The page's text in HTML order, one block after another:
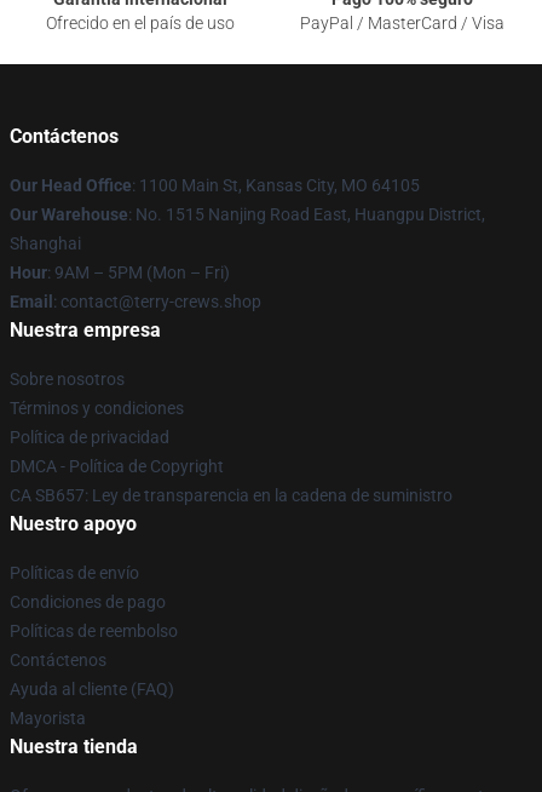
Ofrecido en el país de uso
PayPal / MasterCard / Visa
Contáctenos
Our Head Office: 1100 Main St, Kansas City, MO 64105
Our Warehouse: No. 1515 Nanjing Road East, Huangpu District,
Shanghai
Hour: 9AM – 5PM (Mon – Fri)
Email : contact@terry-crews.shop
Nuestra empresa
Sobre nosotros
Términos y condiciones
Política de privacidad
DMCA - Política de Copyright
CA SB657: Ley de transparencia en la cadena de suministro
Nuestro apoyo
Políticas de envío
Condiciones de pago
Políticas de reembolso
Contáctenos
Ayuda al cliente (FAQ)
Mayorista
Nuestra tienda